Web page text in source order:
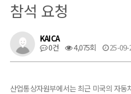
참석 요청
KAICA
0건
4,075회 25-09-
산업통상자원부에서는 최근 미국의 자동